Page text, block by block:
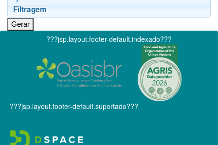
Filtragem
???jsp.layout.footer-default.indexado???
???jsp.layout.footer-default.suportado???